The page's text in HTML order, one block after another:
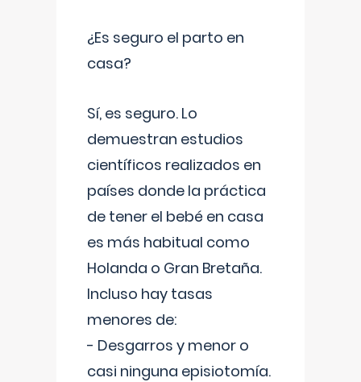
¿Es seguro el parto en
casa?
Sí, es seguro. Lo
demuestran estudios
científicos realizados en
países donde la práctica
de tener el bebé en casa
es más habitual como
Holanda o Gran Bretaña.
Incluso hay tasas
menores de:
- Desgarros y menor o
casi ninguna episiotomía.